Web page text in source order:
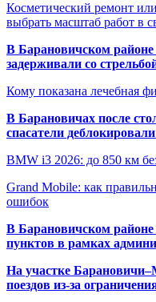
Косметический ремонт
выбрать масштаб работ в
В Барановичском районе
задерживали со
Кому показана лечебная
В Барановичах после
спасатели
BMW i3 2026: до 850 км
Grand Mobile: как
ошибок
В Барановичском
пунктов в рамках
На участке
поездов из-за